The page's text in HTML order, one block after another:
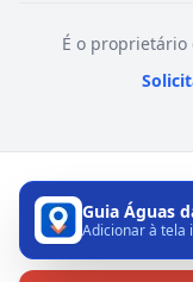
É o proprietário
Guia Águas
Adicionar à tela